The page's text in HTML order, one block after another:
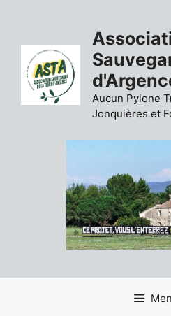
contenu
Aucun Pylone
Jonquières et